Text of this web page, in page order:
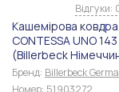
Відгуки:
Кашемірова ковдра
CONTESSA UNO 143
(Billerbeck
Бренд: Billerbeck
Номер: 51903272